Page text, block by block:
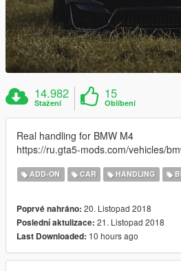
14.982
Stažení
15
Oblíbení
Real handling for BMW M4
https://ru.gta5-mods.com/vehicles/
ADD-ON CAR HANDLING
Poprvé nahráno: 20. Listopad 2018
Poslední aktulizace: 21. Listopad 2018
Last Downloaded: 10 hours ago